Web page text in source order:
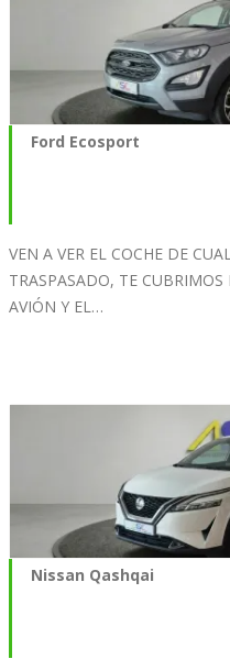
Ford Ecosport
VEN A VER EL COCHE DE
TRASPASADO, TE
AVIÓN Y EL…
Nissan Qashqai